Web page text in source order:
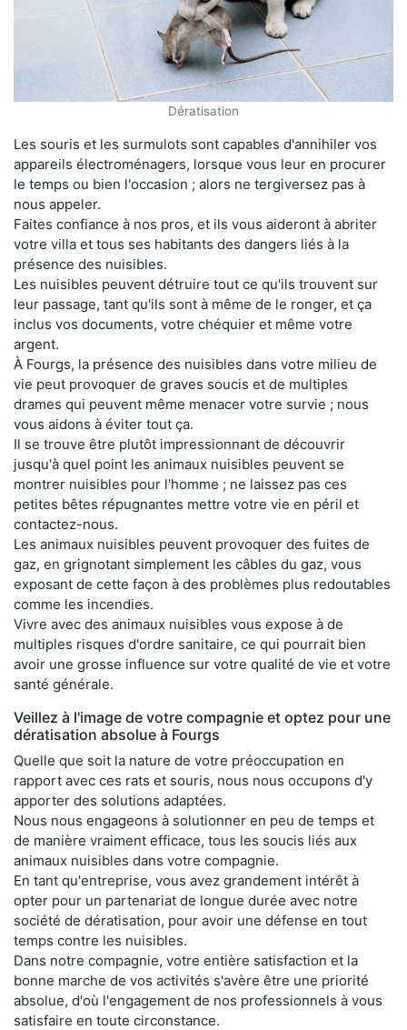
Dératisation
Les souris et les surmulots sont capables d'annihiler vos
appareils électroménagers, lorsque vous leur en procurer
le temps ou bien l'occasion ; alors ne tergiversez pas à
nous appeler.
Faites confiance à nos pros, et ils vous aideront à abriter
votre villa et tous ses habitants des dangers liés à la
présence des nuisibles.
Les nuisibles peuvent détruire tout ce qu'ils trouvent sur
leur passage, tant qu'ils sont à même de le ronger, et ça
inclus vos documents, votre chéquier et même votre
argent.
À Fourgs, la présence des nuisibles dans votre milieu de
vie peut provoquer de graves soucis et de multiples
drames qui peuvent même menacer votre survie ; nous
vous aidons à éviter tout ça.
Il se trouve être plutôt impressionnant de découvrir
jusqu'à quel point les animaux nuisibles peuvent se
montrer nuisibles pour l'homme ; ne laissez pas ces
petites bêtes répugnantes mettre votre vie en péril et
contactez-nous.
Les animaux nuisibles peuvent provoquer des fuites de
gaz, en grignotant simplement les câbles du gaz, vous
exposant de cette façon à des problèmes plus redoutables
comme les incendies.
Vivre avec des animaux nuisibles vous expose à de
multiples risques d'ordre sanitaire, ce qui pourrait bien
avoir une grosse influence sur votre qualité de vie et votre
santé générale.
Veillez à l'image de votre compagnie et optez pour une
dératisation absolue à Fourgs
Quelle que soit la nature de votre préoccupation en
rapport avec ces rats et souris, nous nous occupons d'y
apporter des solutions adaptées.
Nous nous engageons à solutionner en peu de temps et
de manière vraiment efficace, tous les soucis liés aux
animaux nuisibles dans votre compagnie.
En tant qu'entreprise, vous avez grandement intérêt à
opter pour un partenariat de longue durée avec notre
société de dératisation, pour avoir une défense en tout
temps contre les nuisibles.
Dans notre compagnie, votre entière satisfaction et la
bonne marche de vos activités s'avère être une priorité
absolue, d'où l'engagement de nos professionnels à vous
satisfaire en toute circonstance.